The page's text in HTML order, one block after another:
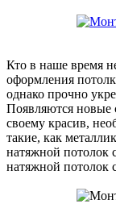
Кто в наше время
оформления
однако прочно
Появляются
своему красив,
такие, как
натяжной потолок
натяжной потолок